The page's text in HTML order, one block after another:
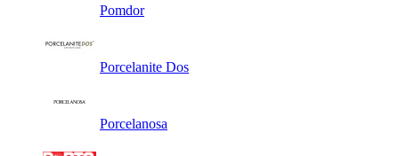
Pomdor
Porcelanite Dos
Porcelanosa